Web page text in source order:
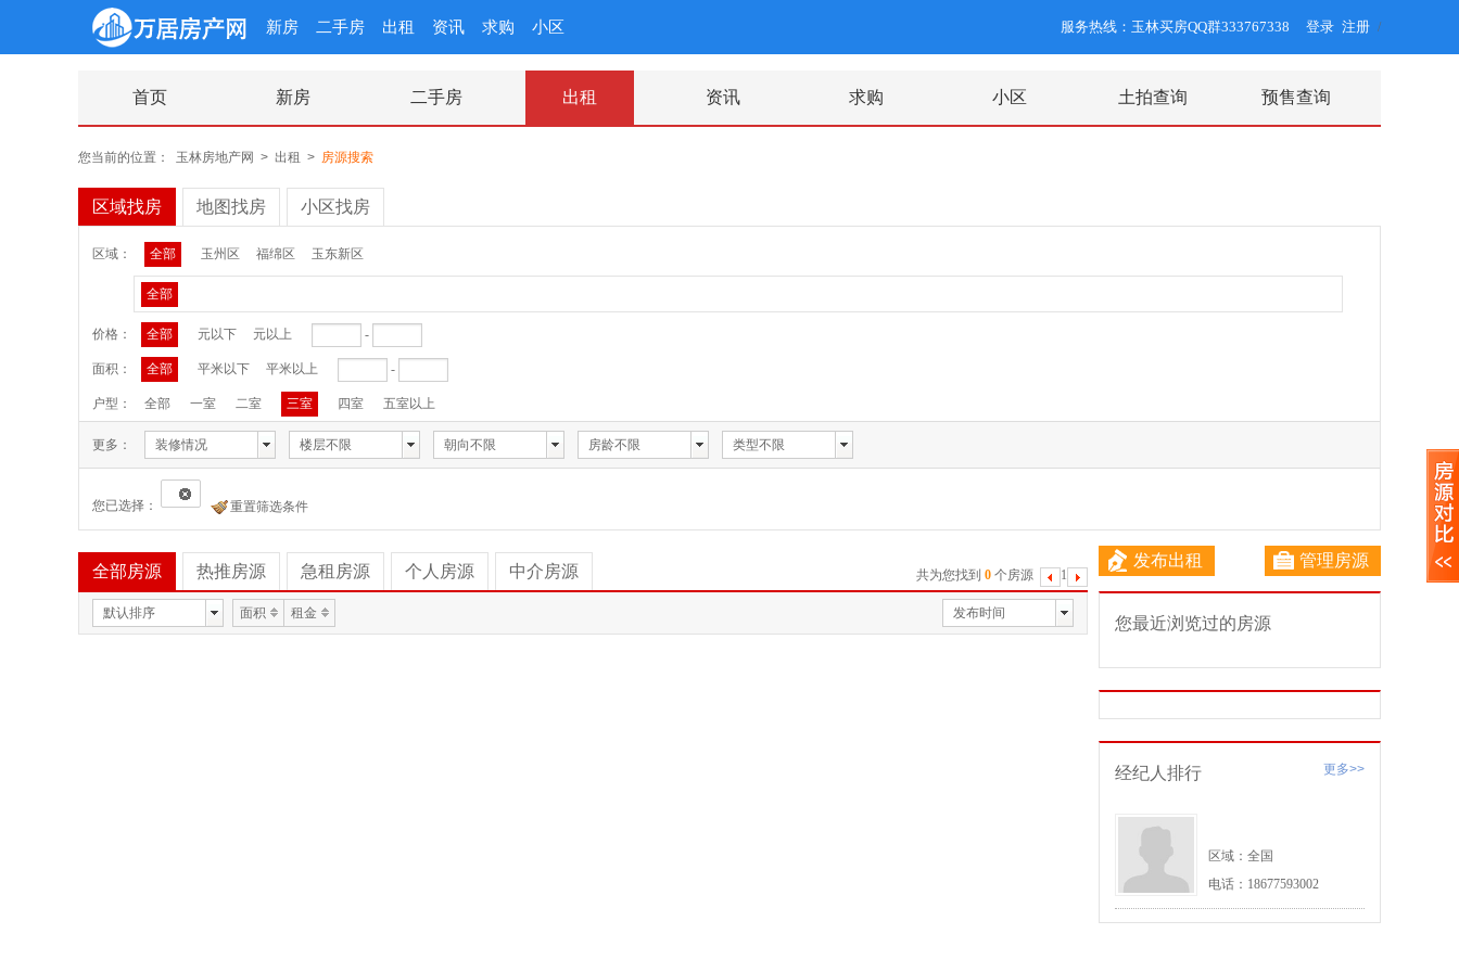
新房 二手房 出租 资讯 求购 小区 服务热线：玉林买房QQ群333767338 登录 /
注册
首页 新房 二手房 出租 资讯 求购 小区 土拍查询 预售查询
您当前的位置： 玉林房地产网 > 出租 > 房源搜索
区域找房 地图找房 小区找房
区域： 全部 玉州区 福绵区 玉东新区
全部
价格： 全部 元以下 元以上 -
面积： 全部 平米以下 平米以上 -
户型： 全部 一室 二室 三室 四室 五室以上
更多： 装修情况 楼层不限 朝向不限 房龄不限 类型不限
您已选择： 重置筛选条件
共为您找到 0 个房源 1
下
页
全部房源 热推房源 急租房源 个人房源 中介房源
发布时间
默认排序 面积 租金
发布出租 管理房源
您最近浏览过的房源
更多>>
经纪人排行
区域：全国
电话：18677593002